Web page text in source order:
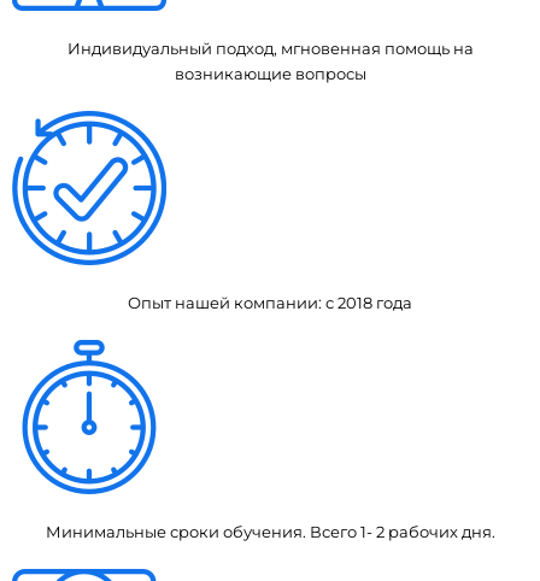
Индивидуальный подход, мгновенная помощь на
возникающие вопросы
Опыт нашей компании: с 2018 года
Минимальные сроки обучения. Всего 1- 2 рабочих дня.